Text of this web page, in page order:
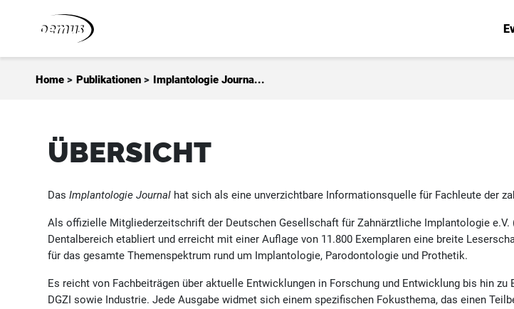
Home > Publikationen > Implantologie Journa...
ÜBERSICHT
DasImplantologie Journal hat sich als eine unverzichtbare Informationsquelle für Fachleute der
Als offizielle Mitgliederzeitschrift der Deutschen Gesellschaft für Zahnärztliche Implantologie
Dentalbereich etabliert und erreicht mit einer Auflage von 11.800 Exemplaren eine breite
für das gesamte Themenspektrum rund um Implantologie, Parodontologie und Prothetik.
Es reicht von Fachbeiträgen über aktuelle Entwicklungen in Forschung und Entwicklung bis hin
DGZI sowie Industrie. Jede Ausgabe widmet sich einem spezifischen Fokusthema, das einen